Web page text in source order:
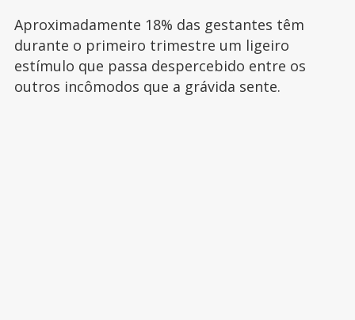
Aproximadamente 18% das gestantes têm
durante o primeiro trimestre um ligeiro
estímulo que passa despercebido entre os
outros incômodos que a grávida sente.